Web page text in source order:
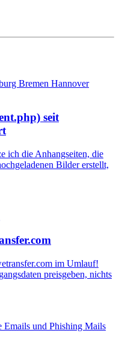
seit
ich die Anhangseiten, die
Bilder erstellt,
im Umlauf!
preisgeben, nichts